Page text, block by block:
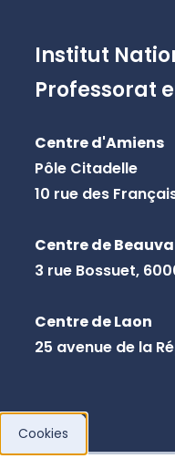
Institut
Professorat
Centre d'Amiens
Pôle Citadelle
10 rue des
Centre de
3 rue Bossuet,
Centre de Laon
25 avenue de la
Cookies